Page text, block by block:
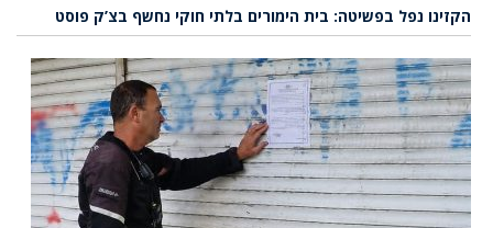
הקזינו נפל בפשיטה: בית הימורים בלתי חוקי נחשף בצ’ק פוסט